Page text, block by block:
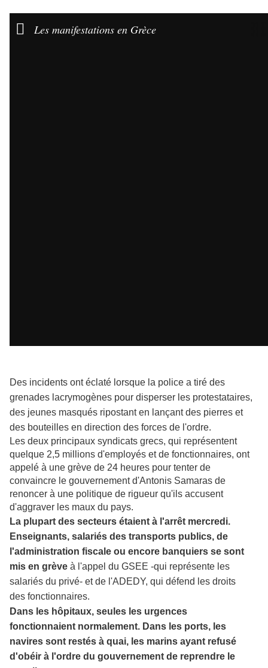
 Les manifestations en Grèce
Des incidents ont éclaté lorsque la police a tiré des
grenades lacrymogènes pour disperser les protestataires,
des jeunes masqués ripostant en lançant des pierres et
des bouteilles en direction des forces de l'ordre.
Les deux principaux syndicats grecs, qui représentent
quelque 2,5 millions d'employés et de fonctionnaires, ont
appelé à une grève de 24 heures pour tenter de
convaincre le gouvernement d'Antonis Samaras de
renoncer à une politique de rigueur qu'ils accusent
d'aggraver les maux du pays.
La plupart des secteurs étaient à l'arrêt mercredi.
Enseignants, salariés des transports publics, de
l'administration fiscale ou encore banquiers se sont
mis en grève à l'appel du GSEE -qui représente les
salariés du privé- et de l'ADEDY, qui défend les droits
des fonctionnaires.
Dans les hôpitaux, seules les urgences
fonctionnaient normalement. Dans les ports, les
navires sont restés à quai, les marins ayant refusé
d'obéir à l'ordre du gouvernement de reprendre le